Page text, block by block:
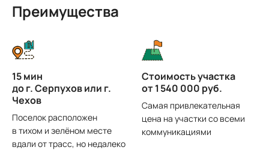
Преимущества
15 мин
до г. Серпухов или г.
Чехов
Поселок расположен
в тихом и зелёном месте
вдали от трасс, но недалеко
Стоимость участка
от 1 540 000 руб.
Самая привлекательная
цена на участки со всеми
коммуникациями